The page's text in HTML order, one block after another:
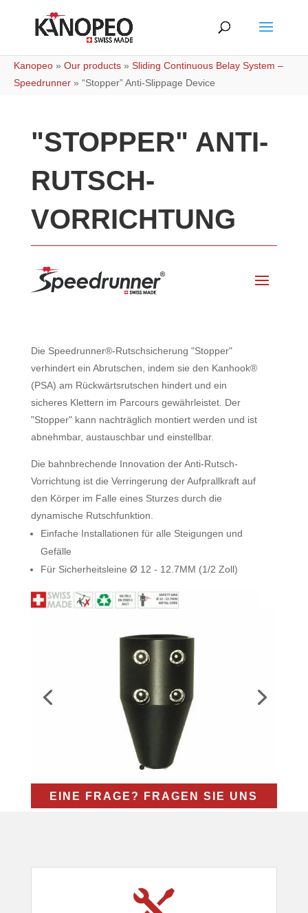
Kanopeo » Our products » Sliding Continuous Belay System –
Speedrunner » “Stopper” Anti-Slippage Device
"STOPPER" ANTI-
RUTSCH-
VORRICHTUNG
Die Speedrunner®-Rutschsicherung "Stopper"
verhindert ein Abrutschen, indem sie den Kanhook®
(PSA) am Rückwärtsrutschen hindert und ein
sicheres Klettern im Parcours gewährleistet. Der
"Stopper" kann nachträglich montiert werden und ist
abnehmbar, austauschbar und einstellbar.
Die bahnbrechende Innovation der Anti-Rutsch-
Vorrichtung ist die Verringerung der Aufprallkraft auf
den Körper im Falle eines Sturzes durch die
dynamische Rutschfunktion.
Einfache Installationen für alle Steigungen und
Gefälle
Für Sicherheitsleine Ø 12 - 12.7MM (1/2 Zoll)
EINE FRAGE? FRAGEN SIE UNS